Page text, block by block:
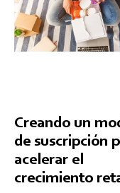
Creando un
de suscripción
acelerar el
crecimiento